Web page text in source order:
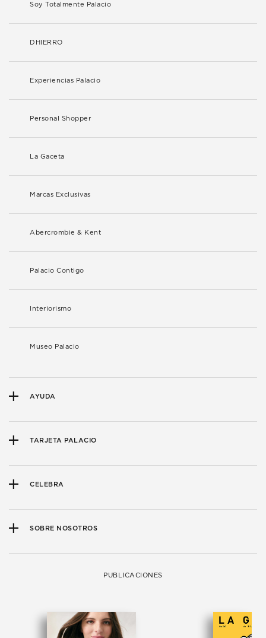
Soy Totalmente Palacio
DHIERRO
Experiencias Palacio
Personal Shopper
La Gaceta
Marcas Exclusivas
Abercrombie & Kent
Palacio Contigo
Interiorismo
Museo Palacio
AYUDA
TARJETA PALACIO
CELEBRA
SOBRE NOSOTROS
PUBLICACIONES